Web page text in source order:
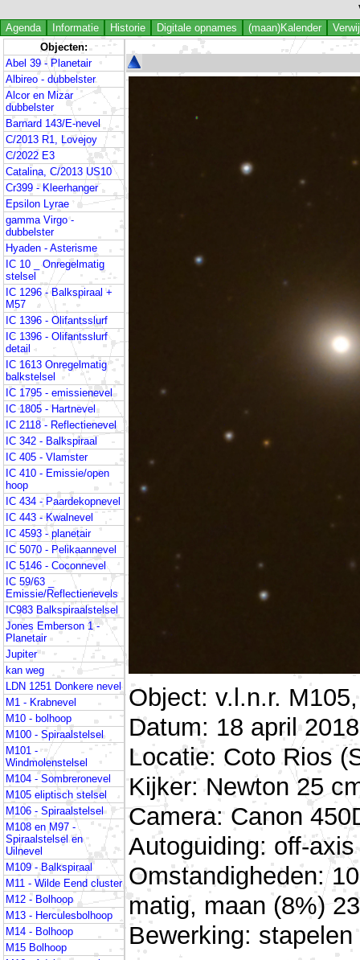
Agenda Informatie Historie Digitale opnames (maan)Kalender
Objecten:
Abel 39 - Planetair
Albireo - dubbelster
Alcor en Mizar
dubbelster
Barnard 143/E-nevel
C/2013 R1, Lovejoy
C/2022 E3
Catalina, C/2013 US10
Cr399 - Kleerhanger
Epsilon Lyrae
gamma Virgo -
dubbelster
Hyaden - Asterisme
IC 10 _ Onregelmatig
stelsel
IC 1296 - Balkspiraal +
M57
IC 1396 - Olifantsslurf
IC 1396 - Olifantsslurf
detail
IC 1613 Onregelmatig
balkstelsel
IC 1795 - emissienevel
IC 1805 - Hartnevel
IC 2118 - Reflectienevel
IC 342 - Balkspiraal
IC 405 - Vlamster
IC 410 - Emissie/open
hoop
IC 434 - Paardekopnevel
IC 443 - Kwalnevel
IC 4593 - planetair
IC 5070 - Pelikaannevel
IC 5146 - Coconnevel
IC 59/63 _
Emissie/Reflectienevels
IC983 Balkspiraalstelsel
Jones Emberson 1 -
Planetair
Jupiter
kan weg
LDN 1251 Donkere nevel
M1 - Krabnevel
M10 - bolhoop
M100 - Spiraalstelsel
M101 -
Windmolenstelsel
M104 - Sombreronevel
M105 eliptisch stelsel
M106 - Spiraalstelsel
M108 en M97 -
Spiraalstelsel en
Uilnevel
M109 - Balkspiraal
M11 - Wilde Eend cluster
M12 - Bolhoop
M13 - Herculesbolhoop
M14 - Bolhoop
M15 Bolhoop
Object: v.l.n.r.
Datum: 18 april
Locatie: Coto Rios
Kijker: Newton 25
Camera: Canon
Autoguiding: off-
Omstandigheden:
matig, maan (8%)
Bewerking: